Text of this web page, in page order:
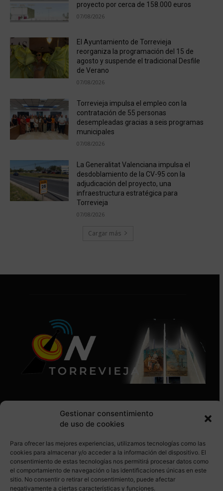
Gestionar consentimiento
de uso de cookies
Para ofrecer las mejores experiencias, utilizamos tecnologías como las
cookies para almacenar y/o acceder a la información del dispositivo. El
consentimiento de estas tecnologías nos permitirá procesar datos como
el comportamiento de navegación o las identificaciones únicas en este
sitio. No consentir o retirar el consentimiento, puede afectar
negativamente a ciertas características y funciones.
proyecto por cerca de 158.000 euros
07/08/2026
El Ayuntamiento de Torrevieja
reorganiza la programación del 15 de
agosto y suspende el tradicional Desfile
de Verano
07/08/2026
Torrevieja impulsa el empleo con la
contratación de 55 personas
desempleadas gracias a seis programas
municipales
07/08/2026
La Generalitat Valenciana impulsa el
desdoblamiento de la CV-95 con la
adjudicación del proyecto, una
infraestructura estratégica para
Torrevieja
07/08/2026
Cargar más
SÍGUENOS EN REDES SOCIALES